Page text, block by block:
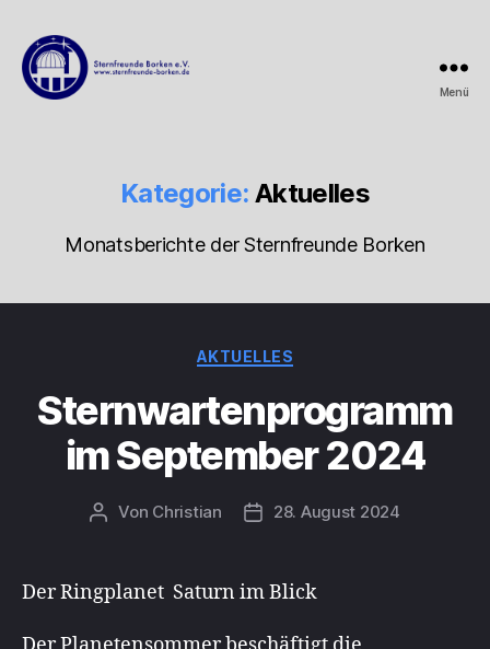
Menü
Kategorie: Aktuelles
Monatsberichte der Sternfreunde Borken
Kategorien
AKTUELLES
Sternwartenprogramm
im September 2024
Beitragsautor
Von Christian Beitragsdatum
28. August 2024
Der Ringplanet Saturn im Blick